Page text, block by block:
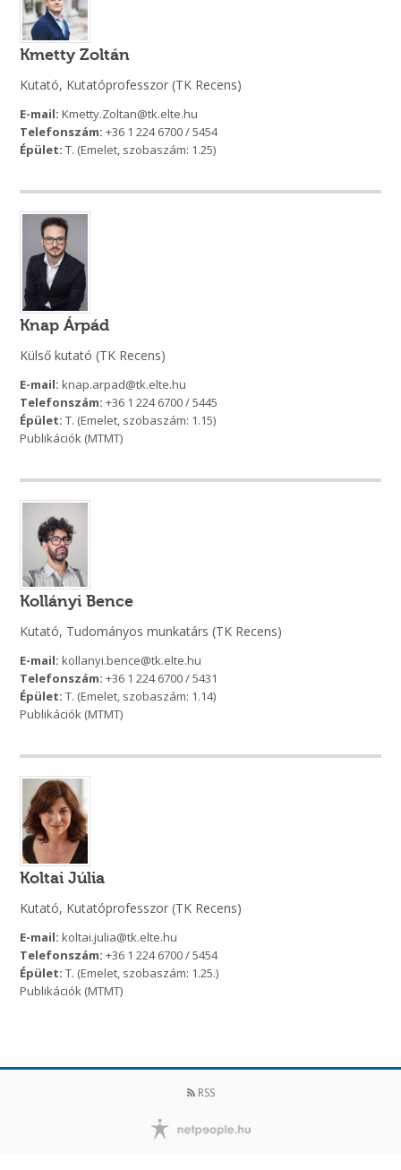
Kmetty Zoltán
Kutató, Kutatóprofesszor (TK Recens)
E-mail: Kmetty.Zoltan@tk.elte.hu
Telefonszám: +36 1 224 6700 / 5454
Épület: T. (Emelet, szobaszám: 1.25)
Knap Árpád
Külső kutató (TK Recens)
E-mail: knap.arpad@tk.elte.hu
Telefonszám: +36 1 224 6700 / 5445
Épület: T. (Emelet, szobaszám: 1.15)
Publikációk (MTMT)
Kollányi Bence
Kutató, Tudományos munkatárs (TK Recens)
E-mail: kollanyi.bence@tk.elte.hu
Telefonszám: +36 1 224 6700 / 5431
Épület: T. (Emelet, szobaszám: 1.14)
Publikációk (MTMT)
Koltai Júlia
Kutató, Kutatóprofesszor (TK Recens)
E-mail: koltai.julia@tk.elte.hu
Telefonszám: +36 1 224 6700 / 5454
Épület: T. (Emelet, szobaszám: 1.25.)
Publikációk (MTMT)
RSS